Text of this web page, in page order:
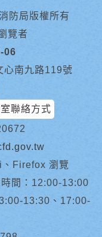
防局版權所有
覽者
06
心南九路119號
聯絡方式
Firefox 瀏覽
間：12:00-13:00
13:30、17:00-